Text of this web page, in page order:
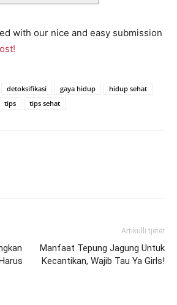
with our nice and easy submission
detoksifikasi gaya hidup
hidup sehat
tips tips sehat
Artikulli tjetër
Manfaat Tepung Jagung Untuk
Kecantikan, Wajib Tau Ya Girls!